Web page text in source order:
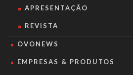
APRESENTAÇÃO
REVISTA
OVONEWS
EMPRESAS & PRODUTOS